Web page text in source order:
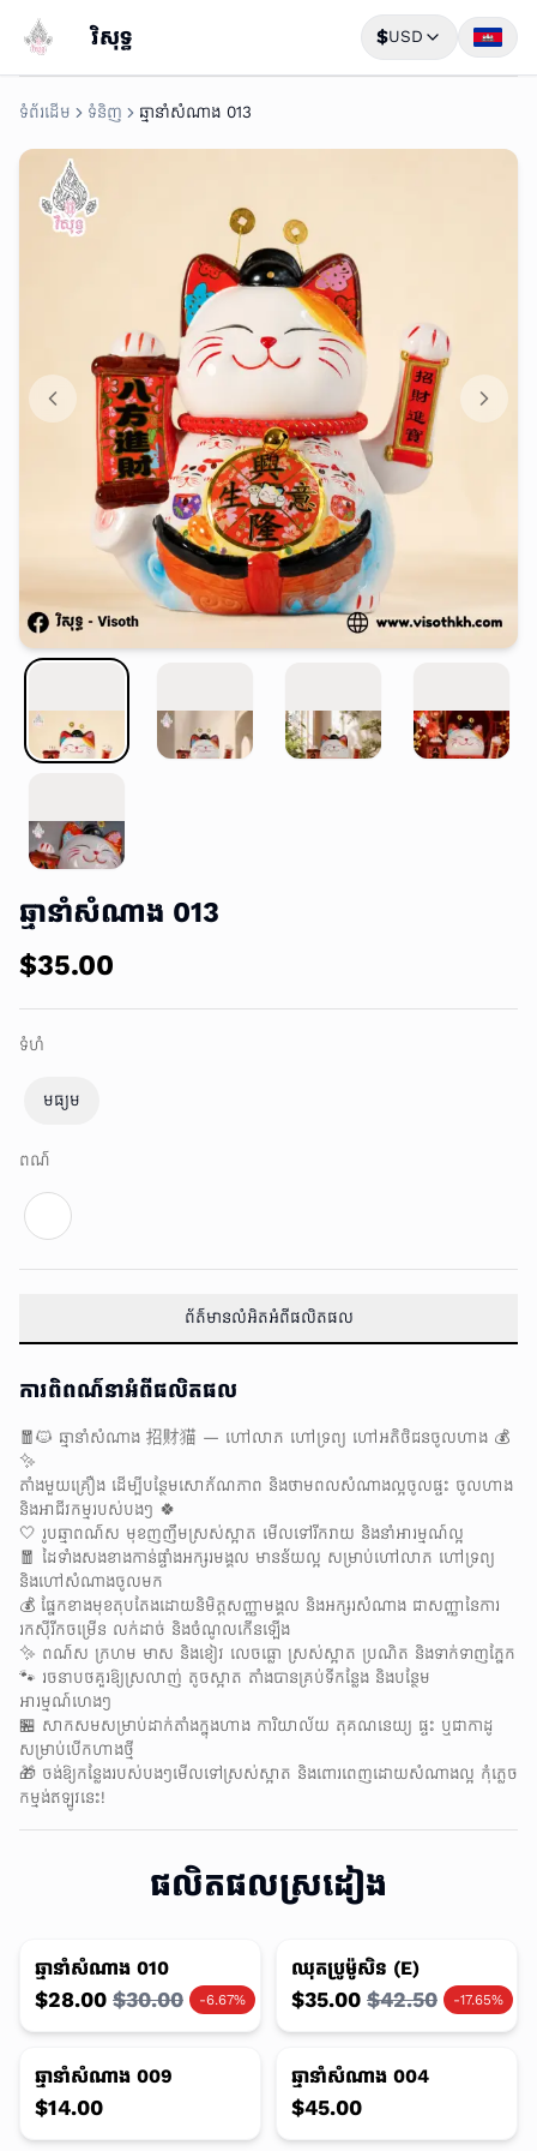
វិសុទ្ធ $USD
ទំព័រដើម ទំនិញ ឆ្មានាំសំណាង 013
ឆ្មានាំសំណាង 013
$35.00
ទំហំ
មធ្យម
ពណ៌
ព័ត៌មានលំអិតអំពីផលិតផល
ការពិពណ៌នាអំពីផលិតផល
🧧🐱 ឆ្មានាំសំណាង 招财猫 — ហៅលាភ ហៅទ្រព្យ ហៅអតិថិជនចូលហាង 💰
✨
តាំងមួយគ្រឿង ដើម្បីបន្ថែមសោភ័ណភាព និងថាមពលសំណាងល្អចូលផ្ទះ ចូលហាង
និងអាជីវកម្មរបស់បងៗ 🍀
🤍 រូបឆ្មាពណ៌ស មុខញញឹមស្រស់ស្អាត មើលទៅរីករាយ និងនាំអារម្មណ៍ល្អ
🧧 ដៃទាំងសងខាងកាន់ផ្ទាំងអក្សរមង្គល មានន័យល្អ សម្រាប់ហៅលាភ ហៅទ្រព្យ
និងហៅសំណាងចូលមក
💰 ផ្នែកខាងមុខតុបតែងដោយនិមិត្តសញ្ញាមង្គល និងអក្សរសំណាង ជាសញ្ញានៃការ
រកស៊ីរីកចម្រើន លក់ដាច់ និងចំណូលកើនឡើង
✨ ពណ៌ស ក្រហម មាស និងខៀវ លេចធ្លោ ស្រស់ស្អាត ប្រណិត និងទាក់ទាញភ្នែក
🐾 រចនាបថគួរឱ្យស្រលាញ់ តូចស្អាត តាំងបានគ្រប់ទីកន្លែង និងបន្ថែម
អារម្មណ៍ហេងៗ
🏪 សាកសមសម្រាប់ដាក់តាំងក្នុងហាង ការិយាល័យ តុគណនេយ្យ ផ្ទះ ឬជាកាដូ
សម្រាប់បើកហាងថ្មី
🎁 ចង់ឱ្យកន្លែងរបស់បងៗមើលទៅស្រស់ស្អាត និងពោរពេញដោយសំណាងល្អ កុំភ្លេច
កម្មង់ឥឡូវនេះ!
ផលិតផលស្រដៀង
មិនមានផលិតផលទេ
ឆ្មានាំសំណាង 010
$28.00 $30.00 -6.67%
ឈុតប្រូម៉ូសិន (E)
$35.00 $42.50 -17.65%
មិនមានផលិតផលទេ
ឆ្មានាំសំណាង 009
$14.00
មិនមានផលិតផលទេ
ឆ្មានាំសំណាង 004
$45.00